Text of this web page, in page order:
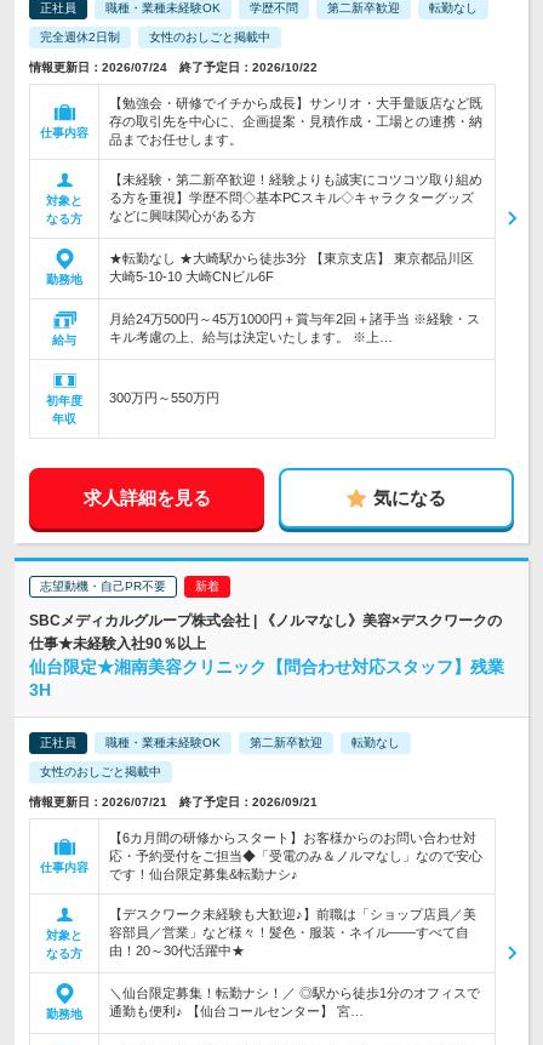
正社員 職種・業種未経験OK 学歴不問 第二新卒歓迎 転勤なし
完全週休2日制 女性のおしごと掲載中
情報更新日：2026/07/24 終了予定日：2026/10/22
仕事内容
【勉強会・研修でイチから成長】サンリオ・大手量販店など既
存の取引先を中心に、企画提案・見積作成・工場との連携・納
品までお任せします。
対象と
なる方
【未経験・第二新卒歓迎！経験よりも誠実にコツコツ取り組め
る方を重視】学歴不問◇基本PCスキル◇キャラクターグッズ
などに興味関心がある方
勤務地
★転勤なし ★大崎駅から徒歩3分 【東京支店】 東京都品川区
大崎5-10-10 大崎CNビル6F
給与
月給24万500円～45万1000円＋賞与年2回＋諸手当 ※経験・ス
キル考慮の上、給与は決定いたします。 ※上…
初年度
年収
300万円～550万円
求人詳細を見る 気になる
志望動機・自己PR不要
SBCメディカルグループ株式会社 | 《ノルマなし》美容×デスクワークの
仕事★未経験入社90％以上
仙台限定★湘南美容クリニック【問合わせ対応スタッフ】残業
3H
正社員 職種・業種未経験OK 第二新卒歓迎 転勤なし
女性のおしごと掲載中
情報更新日：2026/07/21 終了予定日：2026/09/21
仕事内容
【6カ月間の研修からスタート】お客様からのお問い合わせ対
応・予約受付をご担当◆「受電のみ＆ノルマなし」なので安心
です！仙台限定募集&転勤ナシ♪
対象と
なる方
【デスクワーク未経験も大歓迎♪】前職は「ショップ店員／美
容部員／営業」など様々！髪色・服装・ネイル――すべて自
由！20～30代活躍中★
勤務地
＼仙台限定募集！転勤ナシ！／ ◎駅から徒歩1分のオフィスで
通勤も便利♪ 【仙台コールセンター】 宮…